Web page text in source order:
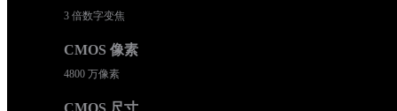
3 倍数字变焦
CMOS 像素
4800 万像素
CMOS 尺寸